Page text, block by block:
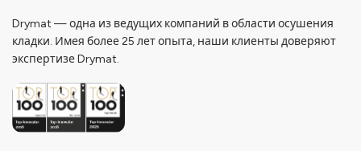
Drymat — одна из ведущих компаний в области осушения
кладки. Имея более 25 лет опыта, наши клиенты доверяют
экспертизе Drymat.